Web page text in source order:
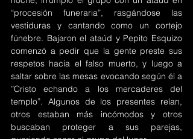
“procesión funeraria”, rasgándose las
vestiduras y cantando como un cortejo
fúnebre. Bajaron el ataúd y Pepito Esquizo
comenzó a pedir que la gente preste sus
respetos hacia el falso muerto, y luego a
saltar sobre las mesas evocando según él a
”Cristo echando a los mercaderes del
templo”. Algunos de los presentes reían,
otros estaban más incómodos y otros
buscaban proteger a sus parejas,